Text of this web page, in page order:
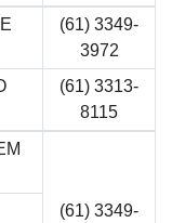
(61) 3349-
3972
(61) 3313-
8115
(61) 3349-